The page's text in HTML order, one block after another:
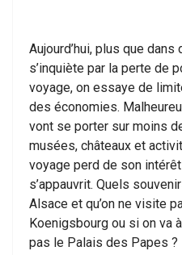
Aujourd’hui, plus que dans
s’inquiète par la perte de
voyage, on essaye de
des économies.
vont se porter sur moins
musées, châteaux et
voyage perd de son
s’appauvrit. Quels
Alsace et qu’on ne visite
Koenigsbourg ou si on va
pas le Palais des Papes ?